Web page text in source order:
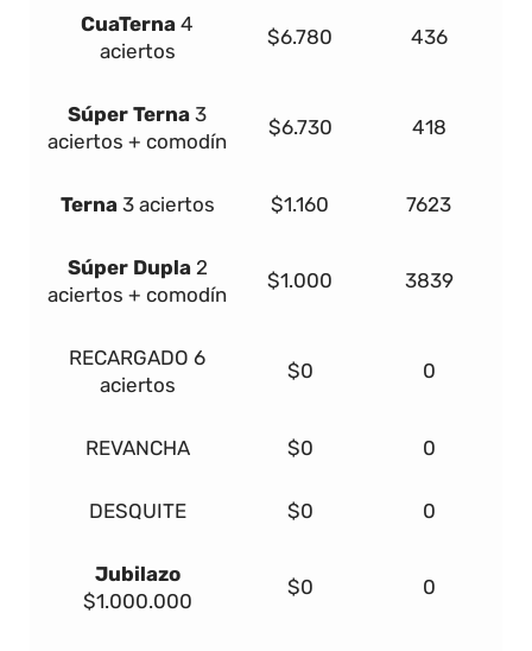
CuaTerna 4
aciertos
$6.780 436
Súper Terna 3
aciertos + comodín
$6.730 418
Terna 3 aciertos $1.160 7623
Súper Dupla 2
aciertos + comodín
$1.000 3839
RECARGADO 6
aciertos
$0 0
REVANCHA $0 0
DESQUITE $0 0
Jubilazo
$1.000.000
$0 0